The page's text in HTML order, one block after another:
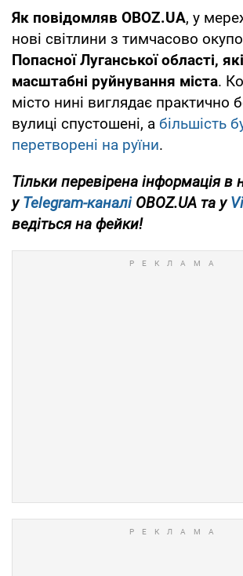
Як повідомляв OBOZ.UA, у
нові світлини з тимчасово
Попасної Луганської області,
масштабні руйнування міста.
місто нині виглядає
вулиці спустошені, а більшість
перетворені на руїни.
Тільки перевірена інформація в
уTelegram-каналіOBOZ.UA та у
ведіться на фейки!